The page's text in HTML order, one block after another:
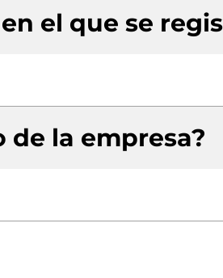
el que se
de la empresa?